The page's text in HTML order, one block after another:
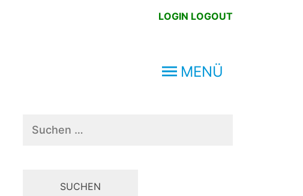
LOGIN LOGOUT
MENÜ
nach: